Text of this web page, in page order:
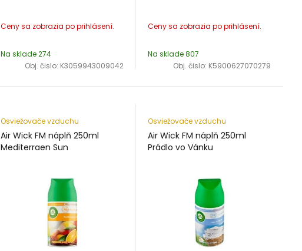
Na sklade 274
Obj. čislo: K3059943009042
Na sklade 807
Obj. čislo: K5900627070279
Osviežovače vzduchu
Air Wick FM náplň 250ml
Mediterraen Sun
Osviežovače vzduchu
Air Wick FM náplň 250ml
Prádlo vo Vánku